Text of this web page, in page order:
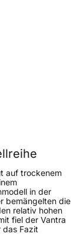
auf trockenem
in der
bemängelten die
relativ hohen
fiel der Vantra
das Fazit